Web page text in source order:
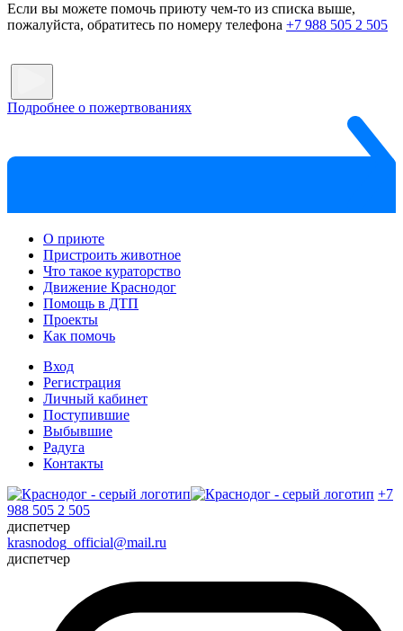
Если вы можете помочь приюту чем-то из списка выше,
пожалуйста, обратитесь по номеру телефона +7 988 505 2 505
Подробнее о пожертвованиях
О приюте
Пристроить животное
Что такое кураторство
Движение Краснодог
Помощь в ДТП
Проекты
Как помочь
Вход
Регистрация
Личный кабинет
Поступившие
Выбывшие
Радуга
Контакты
+7
988 505 2 505
диспетчер
krasnodog_official@mail.ru
диспетчер